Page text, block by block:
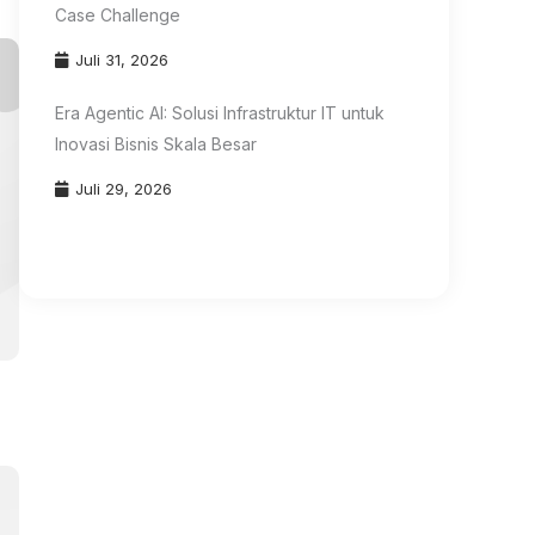
Case Challenge
Juli 31, 2026
Era Agentic AI: Solusi Infrastruktur IT untuk
Inovasi Bisnis Skala Besar
Juli 29, 2026